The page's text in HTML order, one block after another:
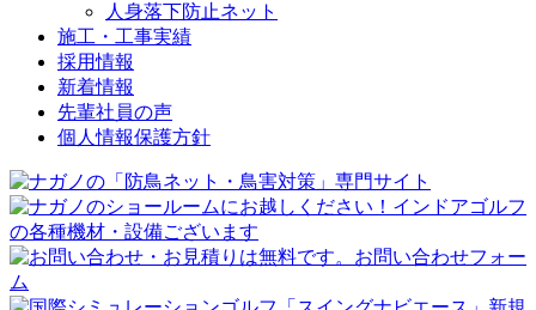
人身落下防止ネット
施工・工事実績
採用情報
新着情報
先輩社員の声
個人情報保護方針